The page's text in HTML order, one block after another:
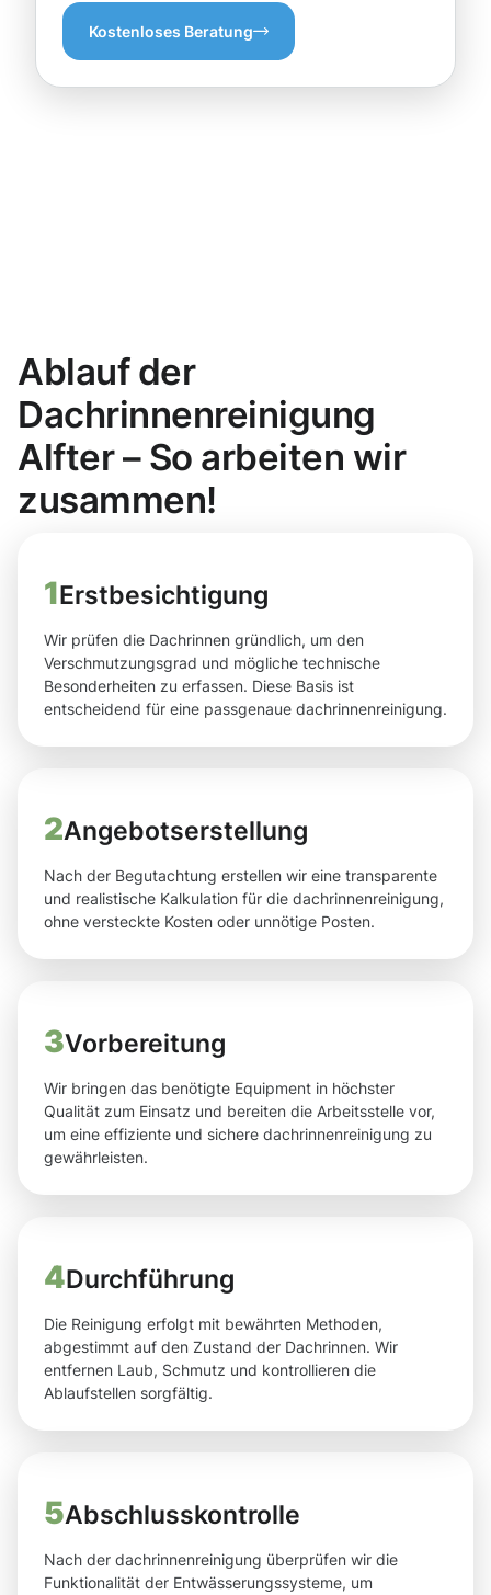
Kostenloses Beratung
Ablauf der
Dachrinnenreinigung
Alfter – So arbeiten wir
zusammen!
1Erstbesichtigung
Wir prüfen die Dachrinnen gründlich, um den
Verschmutzungsgrad und mögliche technische
Besonderheiten zu erfassen. Diese Basis ist
entscheidend für eine passgenaue dachrinnenreinigung.
2Angebotserstellung
Nach der Begutachtung erstellen wir eine transparente
und realistische Kalkulation für die dachrinnenreinigung,
ohne versteckte Kosten oder unnötige Posten.
3Vorbereitung
Wir bringen das benötigte Equipment in höchster
Qualität zum Einsatz und bereiten die Arbeitsstelle vor,
um eine effiziente und sichere dachrinnenreinigung zu
gewährleisten.
4Durchführung
Die Reinigung erfolgt mit bewährten Methoden,
abgestimmt auf den Zustand der Dachrinnen. Wir
entfernen Laub, Schmutz und kontrollieren die
Ablaufstellen sorgfältig.
5Abschlusskontrolle
Nach der dachrinnenreinigung überprüfen wir die
Funktionalität der Entwässerungssysteme, um